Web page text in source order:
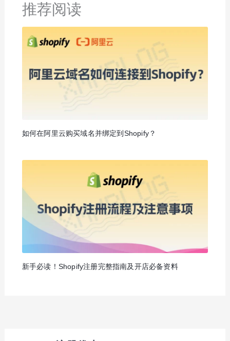
推荐阅读
如何在阿里云购买域名并绑定到Shopify？
新手必读！Shopify注册完整指南及开店必备资料